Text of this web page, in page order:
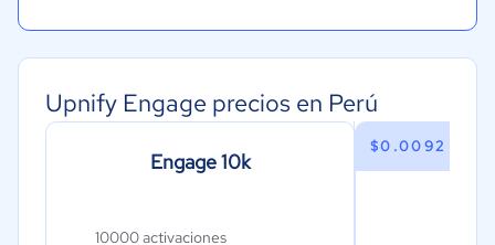
Upnify Engage precios en Perú
Engage 10k
10000 activaciones
$0.0092 USD